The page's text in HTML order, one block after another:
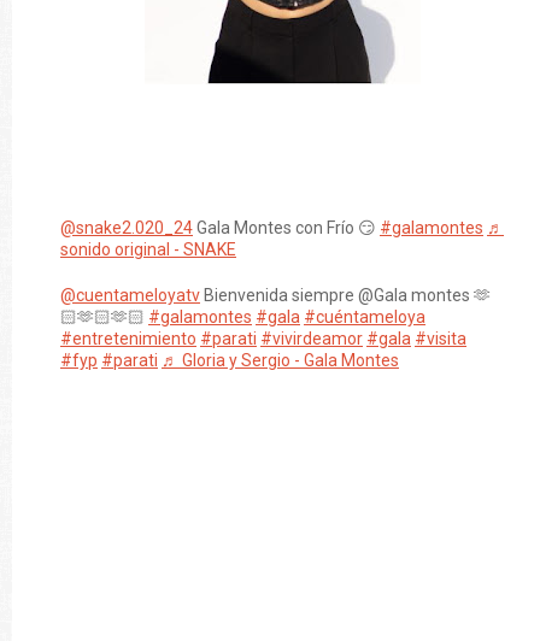
@snake2.020_24Gala Montes con Frío 😏 #galamontes ♬
sonido original - SNAKE
@cuentameloyatv Bienvenida siempre @Gala montes 🫶
🏻🫶🏻🫶🏻 #galamontes #gala #cuéntameloya
#entretenimiento #parati #vivirdeamor #gala #visita
#fyp #parati ♬ Gloria y Sergio - Gala Montes